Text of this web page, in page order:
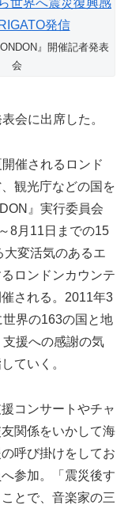
』開催記者発表
会
会に出席した。
催されるロンド
観光庁などの国を
』実行委員会
8月11日までの15
大変活気のあるエ
ロンドンカウンテ
される。2011年3
界の163の国と地
援への感謝の気
ていく。
コンサートやチャ
関係をいかして海
呼び掛けをしてお
参加。「震災後す
とで、音楽家の三